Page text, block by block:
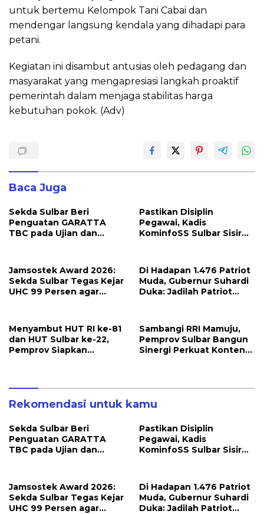
untuk bertemu Kelompok Tani Cabai dan
mendengar langsung kendala yang dihadapi para
petani.
Kegiatan ini disambut antusias oleh pedagang dan
masyarakat yang mengapresiasi langkah proaktif
pemerintah dalam menjaga stabilitas harga
kebutuhan pokok. (Adv)
Baca Juga
Sekda Sulbar Beri
Penguatan GARATTA
TBC pada Ujian dan
Pastikan Disiplin
Pegawai, Kadis
KominfoSS Sulbar Sisir
Jamsostek Award 2026:
Sekda Sulbar Tegas Kejar
UHC 99 Persen agar
Perlindungannya
Di Hadapan 1.476 Patriot
Muda, Gubernur Suhardi
Duka: Jadilah Patriot
Menyambut HUT RI ke-81
dan HUT Sulbar ke-22,
Pemprov Siapkan
Sambangi RRI Mamuju,
Pemprov Sulbar Bangun
Sinergi Perkuat Konten
Rekomendasi untuk kamu
Sekda Sulbar Beri
Penguatan GARATTA
TBC pada Ujian dan
Pastikan Disiplin
Pegawai, Kadis
KominfoSS Sulbar Sisir
Jamsostek Award 2026:
Sekda Sulbar Tegas Kejar
UHC 99 Persen agar
Di Hadapan 1.476 Patriot
Muda, Gubernur Suhardi
Duka: Jadilah Patriot